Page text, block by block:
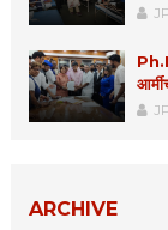
ARCHIVE